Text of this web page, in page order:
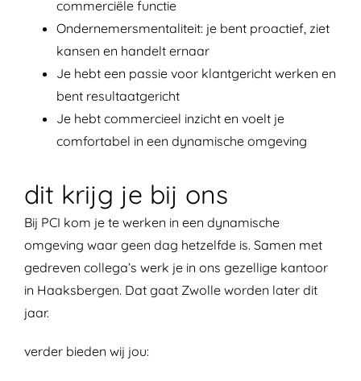
commerciële functie
Ondernemersmentaliteit: je bent proactief, ziet
kansen en handelt ernaar
Je hebt een passie voor klantgericht werken en
bent resultaatgericht
Je hebt commercieel inzicht en voelt je
comfortabel in een dynamische omgeving
dit krijg je bij ons
Bij PCI kom je te werken in een dynamische
omgeving waar geen dag hetzelfde is. Samen met
gedreven collega’s werk je in ons gezellige kantoor
in Haaksbergen. Dat gaat Zwolle worden later dit
jaar.
verder bieden wij jou: